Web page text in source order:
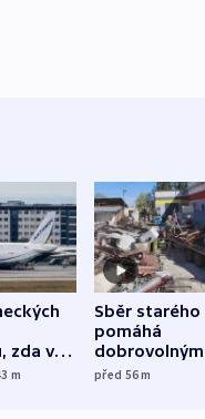
zda v
m
Sběr starého
pomáhá
dobrovolným
hasičům
před 56m